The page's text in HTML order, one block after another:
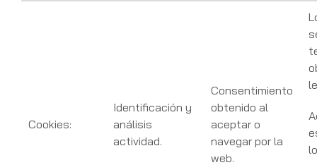
Cookies:
Identificación y
análisis
actividad.
Consentimiento
obtenido al
aceptar o
navegar por la
web.